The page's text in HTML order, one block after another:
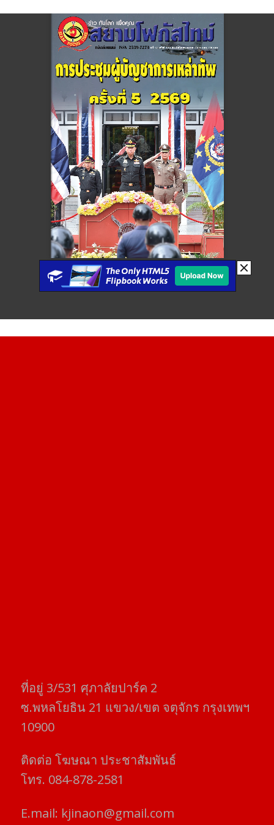
ที่อยู่​ 3/531​ ศุภาลัยปาร์ค​ 2
ซ.พหลโยธิน​ 21​ แขวง/เขต​ จตุจักร​ กรุงเทพฯ
10900
ติดต่อ​ โฆษณา​ ประชาสัมพันธ์
โทร​. 084-878-2581
E.mail: kjinaon@gmail.com